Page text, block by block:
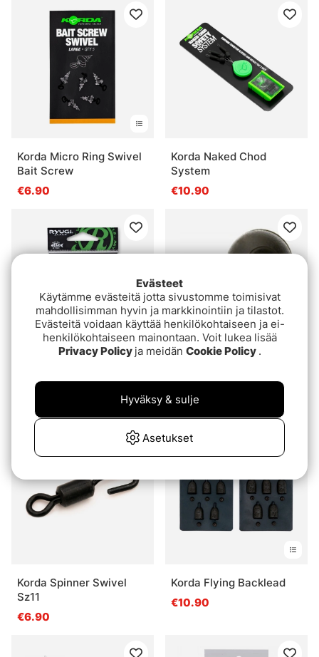
Korda Micro Ring Swivel
Bait Screw
€6.90
Korda Naked Chod
System
€10.90
alk.€4.60
Rubber Bead 25 pcs
€5.10
Korda Spinner Swivel
Sz11
€6.90
Korda Flying Backlead
€10.90
Evästeet
Käytämme evästeitä jotta sivustomme toimisivat
mahdollisimman hyvin ja markkinointiin ja tilastot.
Evästeitä voidaan käyttää henkilökohtaiseen ja ei-
henkilökohtaiseen mainontaan. Voit lukea lisää
Privacy Policy ja meidän Cookie Policy .
Asetukset
Hyväksy & sulje